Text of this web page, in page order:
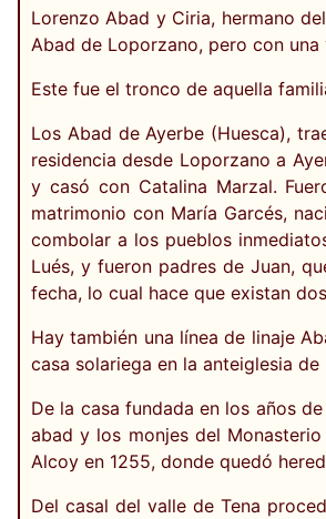
Lorenzo Abad y Ciria, hermano
Abad de Loporzano, pero con
Este fue el tronco de aquella
Los Abad de Ayerbe (Huesca),
residencia desde Loporzano a
y casó con Catalina Marzal.
matrimonio con María Garcés,
combolar a los pueblos
Lués, y fueron padres de Juan,
fecha, lo cual hace que existan
Hay también una línea de linaje
casa solariega en la anteiglesia
De la casa fundada en los años
abad y los monjes del
Alcoy en 1255, donde quedó
Del casal del valle de Tena